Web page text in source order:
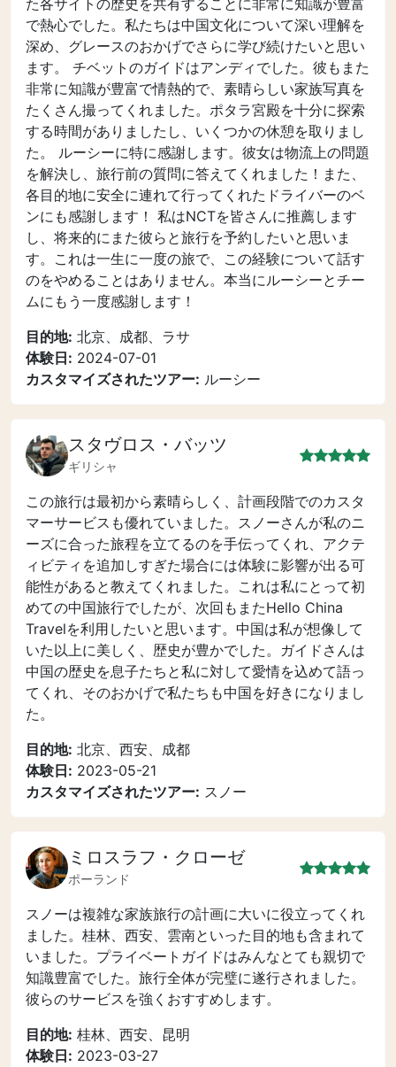
た各サイトの歴史を共有することに非常に知識が豊富
で熱心でした。私たちは中国文化について深い理解を
深め、グレースのおかげでさらに学び続けたいと思い
ます。 チベットのガイドはアンディでした。彼もまた
非常に知識が豊富で情熱的で、素晴らしい家族写真を
たくさん撮ってくれました。ポタラ宮殿を十分に探索
する時間がありましたし、いくつかの休憩を取りまし
た。 ルーシーに特に感謝します。彼女は物流上の問題
を解決し、旅行前の質問に答えてくれました！また、
各目的地に安全に連れて行ってくれたドライバーのベ
ンにも感謝します！ 私はNCTを皆さんに推薦します
し、将来的にまた彼らと旅行を予約したいと思いま
す。これは一生に一度の旅で、この経験について話す
のをやめることはありません。本当にルーシーとチー
ムにもう一度感謝します！
目的地: 北京、成都、ラサ
体験日: 2024-07-01
カスタマイズされたツアー: ルーシー
スタヴロス・バッツ
ギリシャ
この旅行は最初から素晴らしく、計画段階でのカスタ
マーサービスも優れていました。スノーさんが私のニ
ーズに合った旅程を立てるのを手伝ってくれ、アクテ
ィビティを追加しすぎた場合には体験に影響が出る可
能性があると教えてくれました。これは私にとって初
めての中国旅行でしたが、次回もまたHello China
Travelを利用したいと思います。中国は私が想像して
いた以上に美しく、歴史が豊かでした。ガイドさんは
中国の歴史を息子たちと私に対して愛情を込めて語っ
てくれ、そのおかげで私たちも中国を好きになりまし
た。
目的地: 北京、西安、成都
体験日: 2023-05-21
カスタマイズされたツアー: スノー
ミロスラフ・クローゼ
ポーランド
スノーは複雑な家族旅行の計画に大いに役立ってくれ
ました。桂林、西安、雲南といった目的地も含まれて
いました。プライベートガイドはみんなとても親切で
知識豊富でした。旅行全体が完璧に遂行されました。
彼らのサービスを強くおすすめします。
目的地: 桂林、西安、昆明
体験日: 2023-03-27